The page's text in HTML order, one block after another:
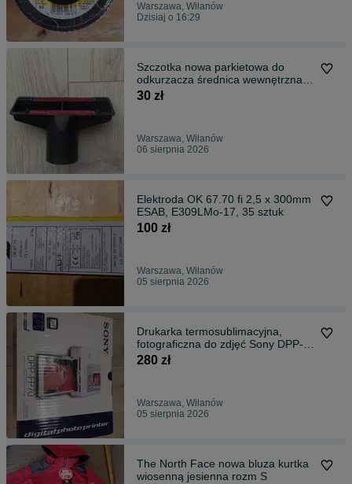
Warszawa, Wilanów
Dzisiaj o 16:29
Szczotka nowa parkietowa do
odkurzacza średnica wewnętrzna
35 mm
30 zł
Warszawa, Wilanów
06 sierpnia 2026
Elektroda OK 67.70 fi 2,5 x 300mm
ESAB, E309LMo-17, 35 sztuk
100 zł
Warszawa, Wilanów
05 sierpnia 2026
Drukarka termosublimacyjna,
fotograficzna do zdjęć Sony DPP-
FP70
280 zł
Warszawa, Wilanów
05 sierpnia 2026
The North Face nowa bluza kurtka
wiosenną jesienna rozm S